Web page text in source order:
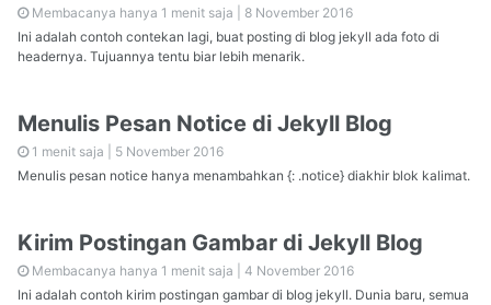
Membacanya hanya 1 menit saja | 8 November 2016
Ini adalah contoh contekan lagi, buat posting di blog jekyll ada foto di
headernya. Tujuannya tentu biar lebih menarik.
Menulis Pesan Notice di Jekyll Blog
1 menit saja | 5 November 2016
Menulis pesan notice hanya menambahkan {: .notice} diakhir blok kalimat.
Kirim Postingan Gambar di Jekyll Blog
Membacanya hanya 1 menit saja | 4 November 2016
Ini adalah contoh kirim postingan gambar di blog jekyll. Dunia baru, semua